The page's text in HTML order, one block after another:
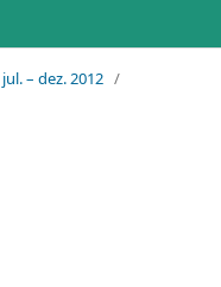
– dez. 2012 /